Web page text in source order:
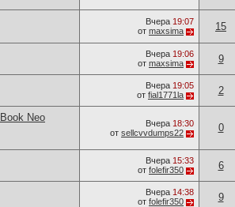
Вчера 19:07
от maxsima 15
Вчера 19:06
от maxsima 9
Вчера 19:05
от fial1771la 2
Neo
Вчера 18:30
от sellcvvdumps22 0
Вчера 15:33
от folefir350 6
Вчера 14:38
от folefir350 9